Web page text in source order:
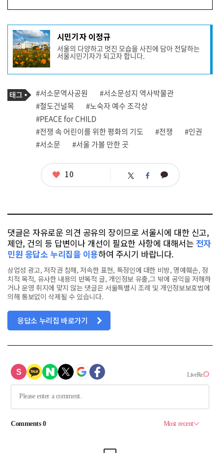
기
사
작
성
자
프
필
시민기자 이정규
서울의 다양하고 멋진 모습을 사진에 담아 전달하는
서울시민기자가 되고자 합니다.
기
사
관
련
태
그
태
그
#서소문역사공원
#서소문성지 역사박물관
#철도건널목
#노숙자 예수 조각상
#PEACE for CHILD
#전쟁 속 어린이를 위한 평화의 기도
#전쟁
#인권
#서소문
#서울 가볼 만한 곳
좋
10 트 페 카
댓글은 자유로운 의견 공유의 장이므로 서울시에 대한 신고,
제안, 건의 등 답변이나 개선이 필요한 사항에 대해서는 전자
민원 응답소 누리집을 이용하여 주시기 바랍니다.
상업성 광고, 저작권 침해, 저속한 표현, 특정인에 대한 비방, 명예훼손, 정
치적 목적, 유사한 내용의 반복적 글, 개인정보 유출,그 밖에 공익을 저해하
거나 운영 취지에 맞지 않는 댓글은 서울특별시 조례 및 개인정보보호법에
의해 통보없이 삭제될 수 있습니다.
응답소 누리집 바로가기